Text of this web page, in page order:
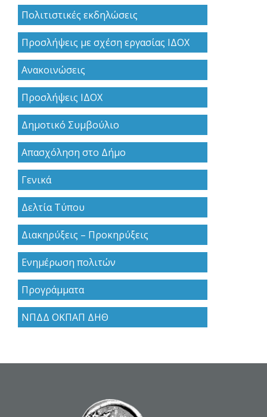
Πολιτιστικές εκδηλώσεις
Προσλήψεις με σχέση εργασίας ΙΔΟΧ
Ανακoινώσεις
Προσλήψεις ΙΔΟΧ
Δημοτικό Συμβούλιο
Απασχόληση στο Δήμο
Γενικά
Δελτία Τύπου
Διακηρύξεις – Προκηρύξεις
Ενημέρωση πολιτών
Προγράμματα
ΝΠΔΔ ΟΚΠΑΠ ΔΗΘ